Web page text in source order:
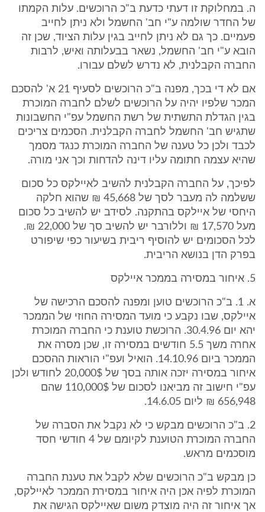
ה. במחלוקת זו דעתי כדעת ב"כ הרוכשים. עלות הקמתו
של החדר שולמה ע"י חב' החשמל ולא ניתן לחייב
פעמיים. כך גם לא ניתן לחייב בגין עלות הציוד, שכן זה
הובא ע"י חב' החשמל, נשאר בבעלותה ואיש, לרבות
החברה הקבלנית, לא נדרש לשלם עבורו.
אם לא די בכך, מפנה ב"כ הרוכשים לסעיף 21 א' להסכם
המכר שלפיו יהיה על הרוכשים לשלם לחברה המוכרת
בגין הגדלת התשתית של רשת החשמל עפ"י החשבונות
שתגיש חב' החשמל לחברה הקבלנית. הסכמים צריכים
לכבד ולכן כל טענה של החברה המוכרת כנגד מסמך
שהיא עצמה חתומה עליו דינה להדחות וכך אני מורה.
לפיכך, על החברה הקבלנית להשיב לאיילקס כל סכום
ששלמה לה מעבר לסך של 45,668 ₪ שהוא חלקה
היחסי של איילקס בהתקנה. לסידב יש להשיב כל סכום
מעל 17,570 ₪ וללורבר יש להשיב סך של 22,000 ₪.
לכל הסכומים יש להוסיף ריבית בשיעור כפי שיפורט
בפרק הדן בנושא הריבית.
5. איחור במסירה בממכר איילקס
א. 1. ב"כ הרוכשים טוען ומפנה להסכם הרכישה של
איילקס, שבו נקבע כי מועד המסירה החוזי של הממכר
יהא יום 30.4.96. הרוכשת טוענת כי החברה המוכרת
אחרה משך 5.5 חודשים במסירה זו, שכן מסרה את
הממכר ביום 14.10.96. הואיל ועפ"י הוראות ההסכם
איחור במסירה יזכה אותה בסך של 20,000$ לחודש ולכן
עפ"י חישוב זה מביאנו לסכום של 110,000$ שהם
656,948 ₪ ליום 14.6.05.
2. ב"כ הרוכשים מבקש כי לא נקבל את הסברה של
החברה המוכרת הטוענת לקיומם של 4 חודשי חסד
מוסכמים מראש.
כן מבקש ב"כ הרוכשים שלא לקבל את טענת החברה
המוכרת לפיה אכן היה איחור במסירת הממכר לאיילקס,
אך איחור זה היה מוצדק משום שאיילקס הגישה את